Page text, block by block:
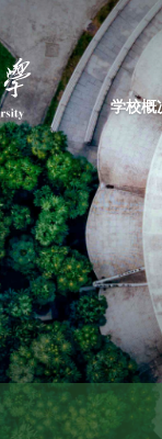
学校概